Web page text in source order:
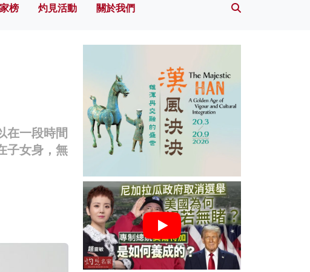
榜 灼見活動 關於我們
在一段時間
子女身，無